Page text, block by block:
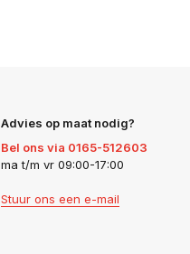
Advies op maat nodig?
Bel ons via 0165-512603
ma t/m vr 09:00-17:00
Stuur ons een e-mail